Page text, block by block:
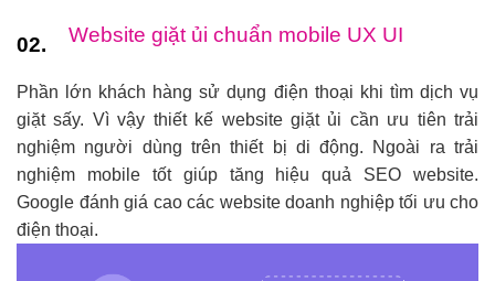
02. Website giặt ủi chuẩn mobile UX UI
Phần lớn khách hàng sử dụng điện thoại khi tìm dịch vụ
giặt sấy. Vì vậy thiết kế website giặt ủi cần ưu tiên trải
nghiệm người dùng trên thiết bị di động. Ngoài ra trải
nghiệm mobile tốt giúp tăng hiệu quả SEO website.
Google đánh giá cao các website doanh nghiệp tối ưu cho
điện thoại.